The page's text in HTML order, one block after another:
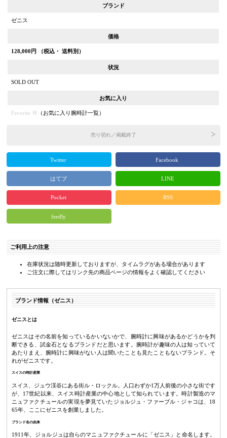
ブランド
ゼニス
価格
128,000 円 （税込・ 送料別）
状況
SOLD OUT
お気に入り
Favorite （お気に入り腕時計一覧）
売り切れ／掲載終了
Twitter Facebook
はてブ LINE
Pocket RSS
feedly
ご利用上の注意
在庫状況は随時更新しておりますが、タイムラグがある場合があります
ご注文に際してはリンク先の商品ページの情報をよく確認してください
ブランド情報（ゼニス）
ゼニスとは
ゼニスはその名前を知っているかいないかで、腕時計に興味があるかどうかを判
断できる、試金石となるブランドだと思います。腕時計が趣味の人は知っていて
あたりまえ、腕時計に興味がない人は聞いたことも見たこともないブランド。そ
れがゼニスです。
スイスの時計産業
スイス、ジュウ渓谷にある街ル・ロックル。人口わずか1万人前後の小さな街です
が、17世紀以来、スイス時計産業の中心地として知られています。時計製造のマ
ニュファクチュールの実現を夢見ていたジョルジュ・ファーブル・ジャコは、18
65年、ここにゼニスを創業しました。
ブランド名の由来
1911年、ジョルジュは自らのマニュファクチュールに「ゼニス」と命名します。